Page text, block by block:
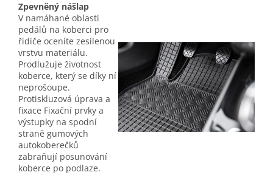
Zpevněný nášlap
V namáhané oblasti
pedálů na koberci pro
řidiče oceníte zesílenou
vrstvu materiálu.
Prodlužuje životnost
koberce, který se díky ní
neprošoupe.
Protiskluzová úprava a
fixace Fixační prvky a
výstupky na spodní
straně gumových
autokoberečků
zabraňují posunování
koberce po podlaze.